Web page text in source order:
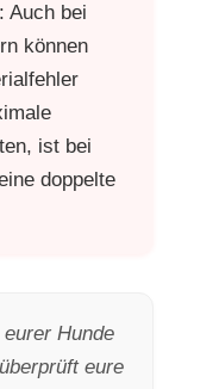
Auch bei
können
ist bei
doppelte
Hunde
eure